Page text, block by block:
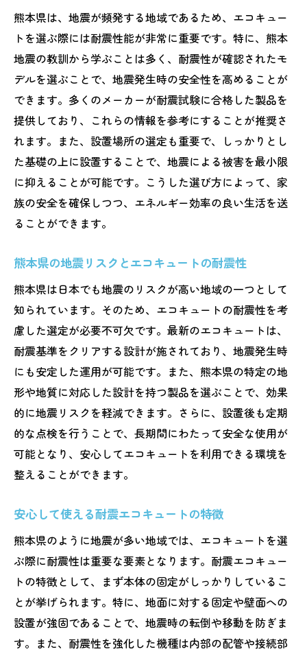
熊本県は、地震が頻発する地域であるため、エコキュー
トを選ぶ際には耐震性能が非常に重要です。特に、熊本
地震の教訓から学ぶことは多く、耐震性が確認されたモ
デルを選ぶことで、地震発生時の安全性を高めることが
できます。多くのメーカーが耐震試験に合格した製品を
提供しており、これらの情報を参考にすることが推奨さ
れます。また、設置場所の選定も重要で、しっかりとし
た基礎の上に設置することで、地震による被害を最小限
に抑えることが可能です。こうした選び方によって、家
族の安全を確保しつつ、エネルギー効率の良い生活を送
ることができます。
熊本県の地震リスクとエコキュートの耐震性
熊本県は日本でも地震のリスクが高い地域の一つとして
知られています。そのため、エコキュートの耐震性を考
慮した選定が必要不可欠です。最新のエコキュートは、
耐震基準をクリアする設計が施されており、地震発生時
にも安定した運用が可能です。また、熊本県の特定の地
形や地質に対応した設計を持つ製品を選ぶことで、効果
的に地震リスクを軽減できます。さらに、設置後も定期
的な点検を行うことで、長期間にわたって安全な使用が
可能となり、安心してエコキュートを利用できる環境を
整えることができます。
安心して使える耐震エコキュートの特徴
熊本県のように地震が多い地域では、エコキュートを選
ぶ際に耐震性は重要な要素となります。耐震エコキュー
トの特徴として、まず本体の固定がしっかりしているこ
とが挙げられます。特に、地面に対する固定や壁面への
設置が強固であることで、地震時の転倒や移動を防ぎま
す。また、耐震性を強化した機種は内部の配管や接続部